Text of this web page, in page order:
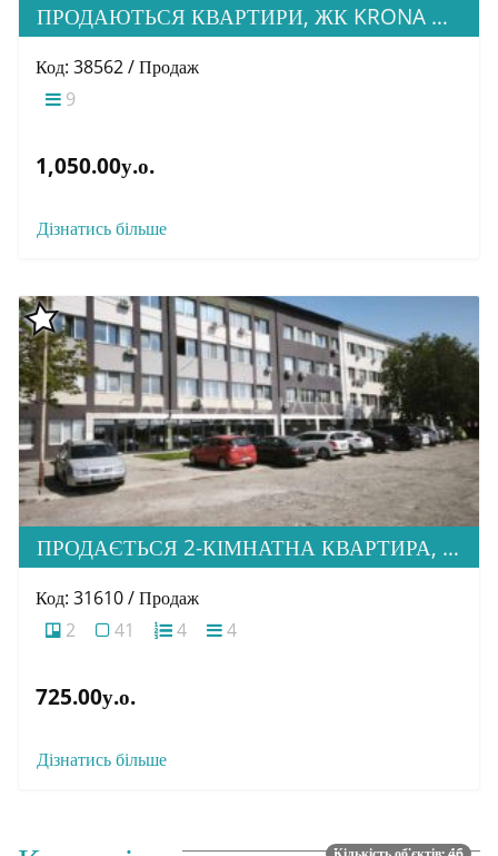
ПРОДАЮТЬСЯ КВАРТИРИ, ЖК KRONA HOUSE
Код: 38562 / Продаж
9
1,050.00у.о.
Дізнатись більше
ПРОДАЄТЬСЯ 2-КІМНАТНА КВАРТИРА, ТИСА RENOVATION
Код: 31610 / Продаж
2
41 4 4
725.00у.о.
Дізнатись більше